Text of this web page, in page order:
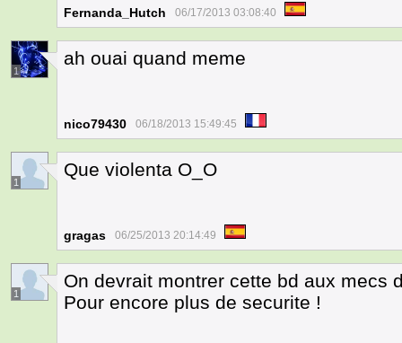
Fernanda_Hutch 06/17/2013 03:08:40
1
ah ouai quand meme
nico79430 06/18/2013 15:49:45
1
Que violenta O_O
gragas 06/25/2013 20:14:49
1
On devrait montrer cette bd aux mecs
Pour encore plus de securite !